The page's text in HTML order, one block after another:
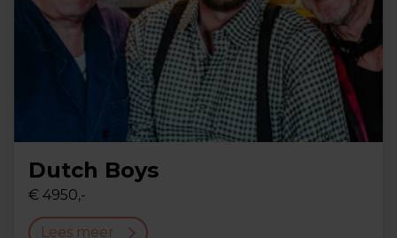
Dutch Boys
€ 4950,-
Lees meer